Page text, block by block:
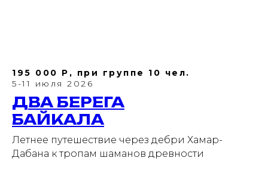
195 000 Р, при группе 10 чел.
5-11 июля 2026
ДВА БЕРЕГА
БАЙКАЛА
Летнее путешествие через дебри Хамар-
Дабана к тропам шаманов древности